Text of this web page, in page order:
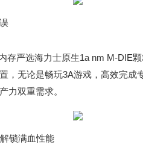
存严选海力士原生1a nm M-DIE
，无论是畅玩3A游戏，高效完成
力双重需求。
锁满血性能